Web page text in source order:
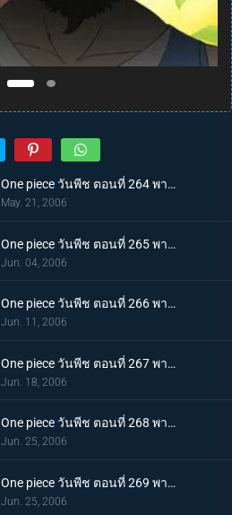
One piece วันพีช ตอนที่ 264 พากย์ไทย การจู่โจมเริ่มต้น! โจรสลัดหมวกฟางบุกเข้ามา!
May. 21, 2006
One piece วันพีช ตอนที่ 265 พากย์ไทย ลูฟี่บุกตะลุย! ศึกใหญ่บนเกาะตุลาการ
Jun. 04, 2006
One piece วันพีช ตอนที่ 266 พากย์ไทย ปะทะเผ่าคนยักษ์! มุ่งหน้าเปิดประตูบานที่สอง!
Jun. 11, 2006
One piece วันพีช ตอนที่ 267 พากย์ไทย เบิกเส้นทางใหม่! ร็อคเก็ตแมนเหินฟ้า!
Jun. 18, 2006
One piece วันพีช ตอนที่ 268 พากย์ไทย ไล่ตามลูฟี่! รวมพลังกลุ่มหมวกฟาง!
Jun. 25, 2006
One piece วันพีช ตอนที่ 269 พากย์ไทย โรบิ้นถูกหักหลัง! ความคิดของรัฐบาลโลก
Jun. 25, 2006